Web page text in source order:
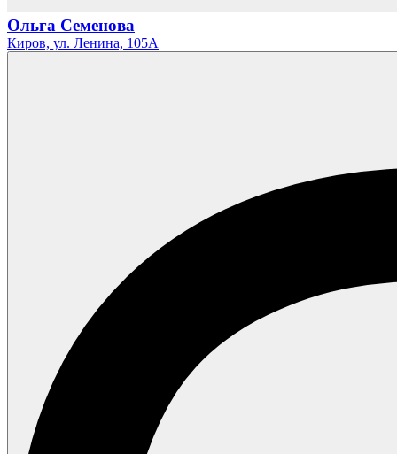
Ольга Семенова
Киров, ул. Ленина, 105А